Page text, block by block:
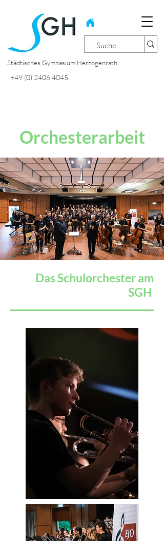
Städtisches Gymnasium Herzogenrath
+49 (0) 2406 4045
Orchesterarbeit
Das Schulorchester am
SGH